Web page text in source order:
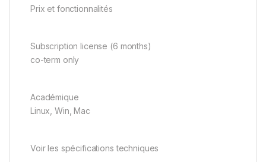
Prix et fonctionnalités
Subscription license (6 months)
co-term only
Académique
Linux, Win, Mac
Voir les spécifications techniques